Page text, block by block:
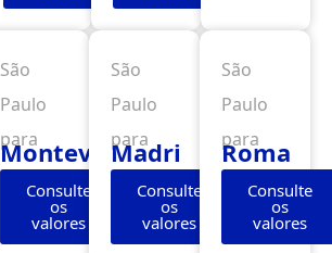
São
Paulo
para
Montevidéu
Consulte
os
valores
São
Paulo
para
Madri
Consulte
os
valores
São
Paulo
para
Roma
Consulte
os
valores